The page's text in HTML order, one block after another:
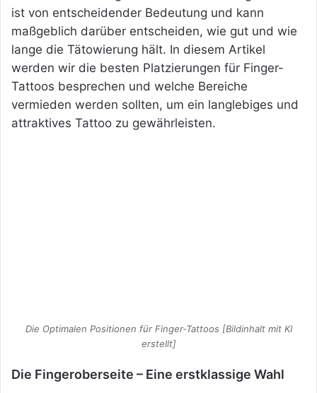
ist von entscheidender Bedeutung und kann
maßgeblich darüber entscheiden, wie gut und wie
lange die Tätowierung hält. In diesem Artikel
werden wir die besten Platzierungen für Finger-
Tattoos besprechen und welche Bereiche
vermieden werden sollten, um ein langlebiges und
attraktives Tattoo zu gewährleisten.
Die Optimalen Positionen für Finger-Tattoos [Bildinhalt mit KI
erstellt]
Die Fingeroberseite – Eine erstklassige Wahl